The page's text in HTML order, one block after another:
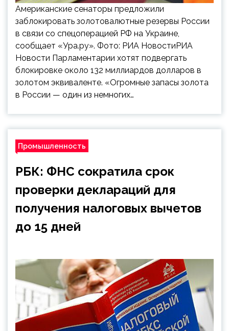
Американские сенаторы предложили
заблокировать золотовалютные резервы России
в связи со спецоперацией РФ на Украине,
сообщает «Ура.ру». Фото: РИА НовостиРИА
Новости Парламентарии хотят подвергать
блокировке около 132 миллиардов долларов в
золотом эквиваленте. «Огромные запасы золота
в России — один из немногих…
Промышленность
РБК: ФНС сократила срок
проверки деклараций для
получения налоговых вычетов
до 15 дней